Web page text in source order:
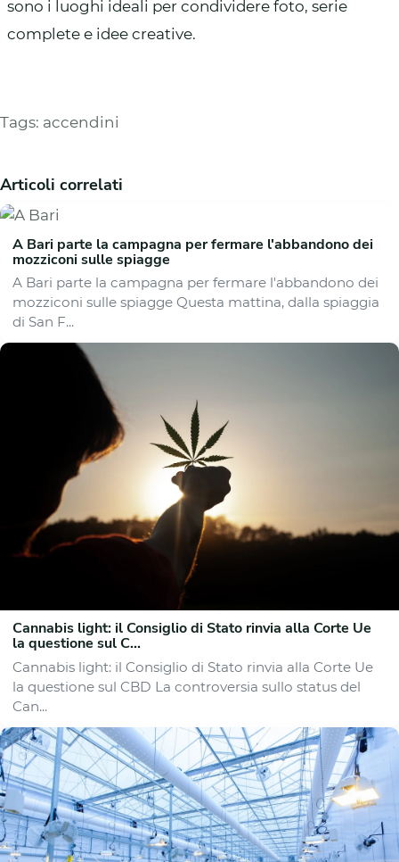
sono i luoghi ideali per condividere foto, serie
complete e idee creative.
Tags: accendini
Articoli correlati
A Bari parte la campagna per fermare l'abbandono dei
mozziconi sulle spiagge
A Bari parte la campagna per fermare l'abbandono dei
mozziconi sulle spiagge Questa mattina, dalla spiaggia
di San F...
Cannabis light: il Consiglio di Stato rinvia alla Corte Ue
la questione sul C...
Cannabis light: il Consiglio di Stato rinvia alla Corte Ue
la questione sul CBD La controversia sullo status del
Can...